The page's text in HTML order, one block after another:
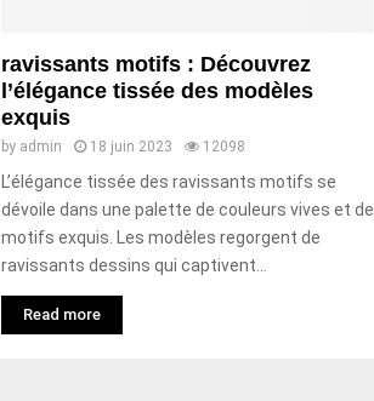
ravissants motifs : Découvrez
l’élégance tissée des modèles
exquis
by admin 18 juin 2023 12098
L’élégance tissée des ravissants motifs se
dévoile dans une palette de couleurs vives et de
motifs exquis. Les modèles regorgent de
ravissants dessins qui captivent...
Read more